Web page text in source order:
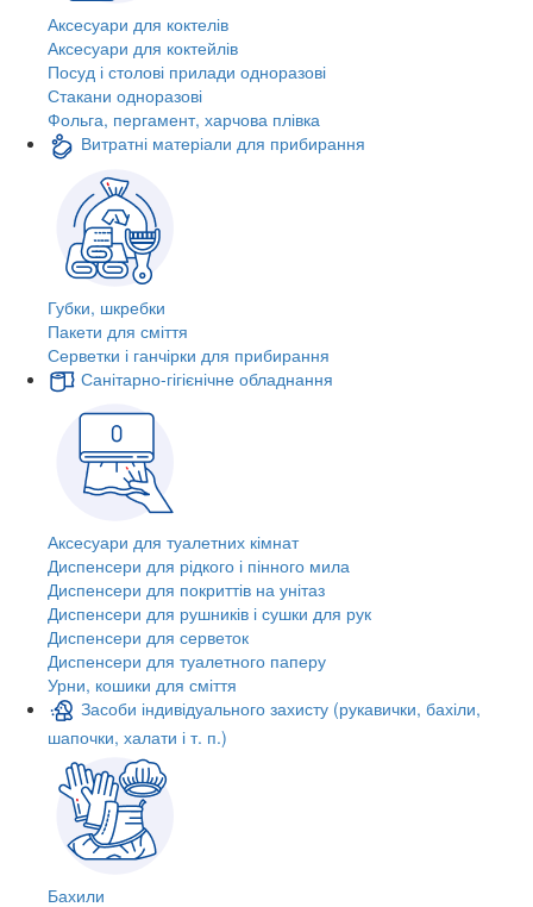
Аксесуари для коктелів
Аксесуари для коктейлів
Посуд і столові прилади одноразові
Стакани одноразові
Фольга, пергамент, харчова плівка
Витратні матеріали для прибирання
Губки, шкребки
Пакети для сміття
Серветки і ганчірки для прибирання
Санітарно-гігієнічне обладнання
Аксесуари для туалетних кімнат
Диспенсери для рідкого і пінного мила
Диспенсери для покриттів на унітаз
Диспенсери для рушників і сушки для рук
Диспенсери для серветок
Диспенсери для туалетного паперу
Урни, кошики для сміття
Засоби індивідуального захисту (рукавички, бахіли,
шапочки, халати і т. п.)
Бахили